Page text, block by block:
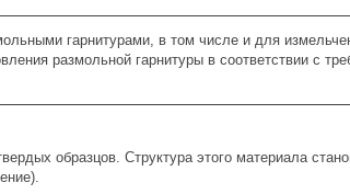
гарнитурами, в том числе и для
размольной гарнитуры в соответствии с
образцов. Структура этого материала